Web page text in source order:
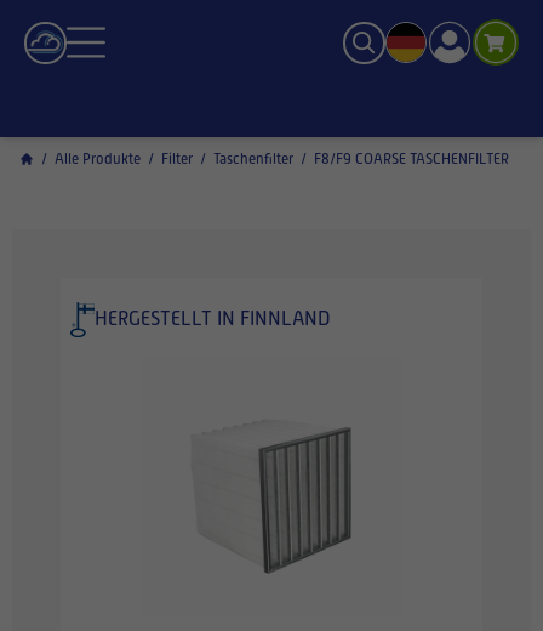
/ Alle Produkte / Filter / Taschenfilter / F8/F9 COARSE TASCHENFILTER
HERGESTELLT IN FINNLAND